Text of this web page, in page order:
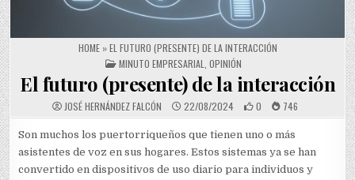
HOME»EL FUTURO (PRESENTE) DE LA INTERACCIÓN
POSTED IN
MINUTO EMPRESARIAL OPINIÓN
El futuro (presente) de la interacción
JOSÉ HERNÁNDEZ FALCÓN 22/08/2024 0 746
Son muchos los puertorriqueños que tienen uno o más
asistentes de voz en sus hogares. Estos sistemas ya se han
convertido en dispositivos de uso diario para individuos y